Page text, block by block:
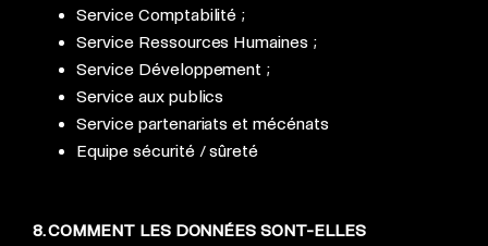
Service Comptabilité ;
Service Ressources Humaines ;
Service Développement ;
Service aux publics
Service partenariats et mécénats
Equipe sécurité / sûreté
8. COMMENT LES DONNÉES SONT-ELLES